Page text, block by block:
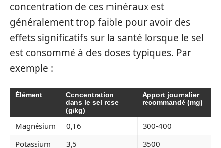
concentration de ces minéraux est
généralement trop faible pour avoir des
effets significatifs sur la santé lorsque le sel
est consommé à des doses typiques. Par
exemple :
Élément
Concentration
dans le sel rose
(g/kg)
Apport journalier
recommandé (mg)
Magnésium 0,16
300-400
Potassium
3,5
3500